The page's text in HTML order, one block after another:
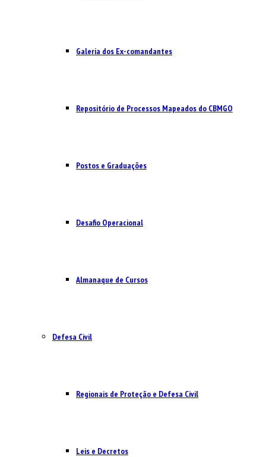
Galeria dos Ex-comandantes
Repositório de Processos Mapeados do CBMGO
Postos e Graduações
Desafio Operacional
Almanaque de Cursos
Defesa Civil
Regionais de Proteção e Defesa Civil
Leis e Decretos